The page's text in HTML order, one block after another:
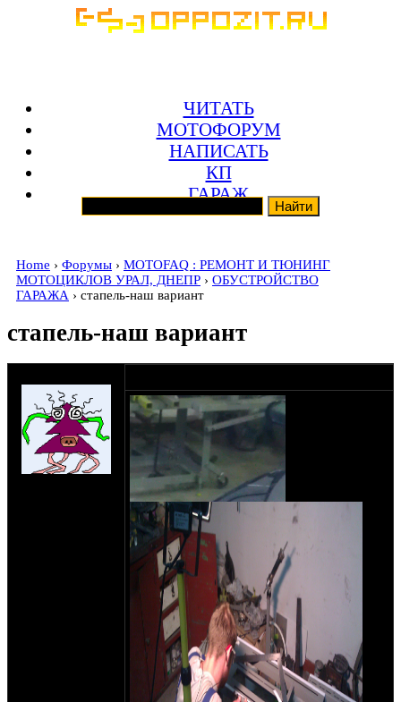
ЧИТАТЬ
МОТОФОРУМ
НАПИСАТЬ
КП
ГАРАЖ
Home › Форумы › MOTOFAQ : РЕМОНТ И ТЮНИНГ
МОТОЦИКЛОВ УРАЛ, ДНЕПР › ОБУСТРОЙСТВО
ГАРАЖА › стапель-наш вариант
стапель-наш вариант